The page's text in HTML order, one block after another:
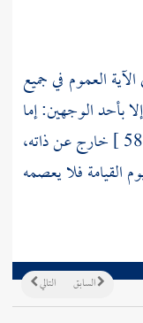
العموم في جميع
بأحد الوجهين: إما
خارج عن ذاته،
القيامة فلا يعصمه
التالي السابق